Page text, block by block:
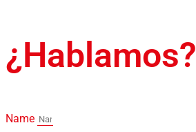
¿Hablamos?
Name